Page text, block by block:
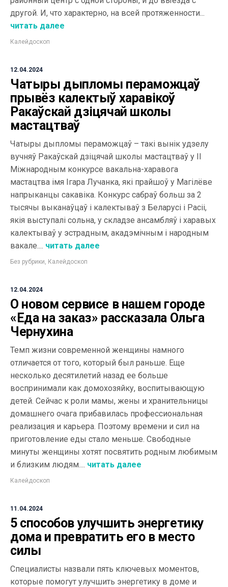
другой. И, что характерно, на всей протяженности...
читать далее
Калейдоскоп
12.04.2024
Чатыры дыпломы пераможцаў
прывёз калектыў харавікоў
Ракаўскай дзіцячай школы
мастацтваў
Чатыры дыпломы пераможцаў – такі вынік удзелу
вучняў Ракаўскай дзіцячай школы мастацтваў у II
Міжнародным конкурсе вакальна-харавога
мастацтва імя Ігара Лучанка, які прайшоў у Магілёве
напрыканцы сакавіка. Конкурс сабраў больш за 2
тысячы выканаўцаў і калектываў з Беларусі і Расіі,
якія выступалі сольна, у складзе ансамбляў і харавых
калектываў у эстрадным, акадэмічным і народным
вакале.... читать далее
Без рубрики, Калейдоскоп
12.04.2024
О новом сервисе в нашем городе
«Еда на заказ» рассказала Ольга
Чернухина
Темп жизни современной женщины намного
отличается от того, который был раньше. Еще
несколько десятилетий назад ее больше
воспринимали как домохозяйку, воспитывающую
детей. Сейчас к роли мамы, жены и хранительницы
домашнего очага прибавилась профессиональная
реализация и карьера. Поэтому времени и сил на
приготовление еды стало меньше. Свободные
минуты женщины хотят посвятить родным любимым
и близким людям.... читать далее
Калейдоскоп
11.04.2024
5 способов улучшить энергетику
дома и превратить его в место
силы
Специалисты назвали пять ключевых моментов,
которые помогут улучшить энергетику в доме и